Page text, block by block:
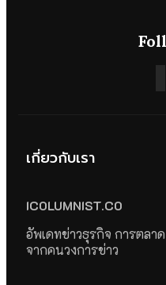
เกี่ยวกับเรา
ICOLUMNIST.CO
อัพเดทข่าวธุรกิจ การตลา
จากคนวงการข่าว